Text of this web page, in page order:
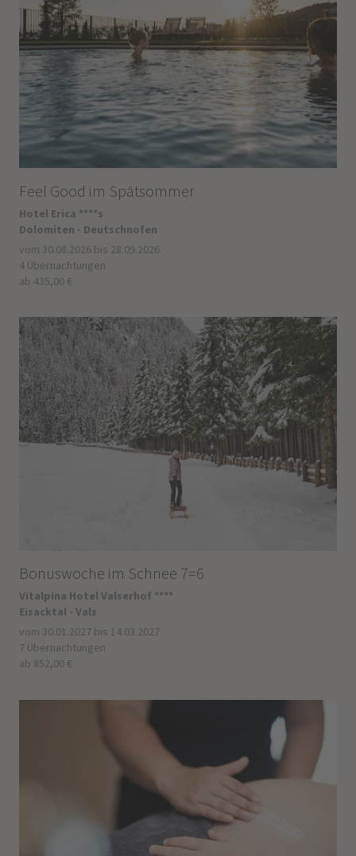
Feel Good im Spätsommer
Hotel Erica ****s
Dolomiten - Deutschnofen
vom 30.08.2026 bis 28.09.2026
4 Übernachtungen
ab 435,00 €
Bonuswoche im Schnee 7=6
Vitalpina Hotel Valserhof ****
Eisacktal - Vals
vom 30.01.2027 bis 14.03.2027
7 Übernachtungen
ab 852,00 €